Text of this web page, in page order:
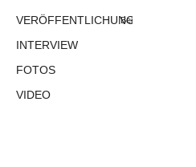
VERÖFFENTLICHUNGEN
INTERVIEW
FOTOS
VIDEO
Bei